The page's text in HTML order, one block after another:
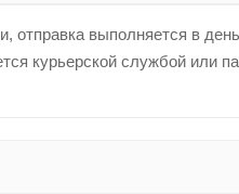
отправка выполняется в
курьерской службой или